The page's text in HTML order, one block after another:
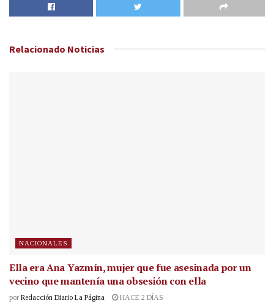
Relacionado Noticias
NACIONALES
Ella era Ana Yazmín, mujer que fue asesinada por un
vecino que mantenía una obsesión con ella
por Redacción Diario La Página HACE 2 DÍAS